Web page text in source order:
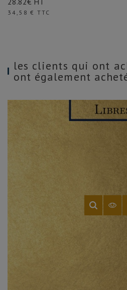
Prix
34,58 € TTC
les clients qui ont
ont également